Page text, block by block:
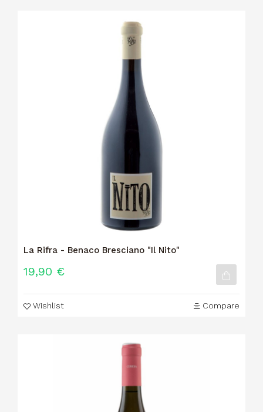
La Rifra - Benaco Bresciano "Il Nito"
19,90 €
Wishlist Compare